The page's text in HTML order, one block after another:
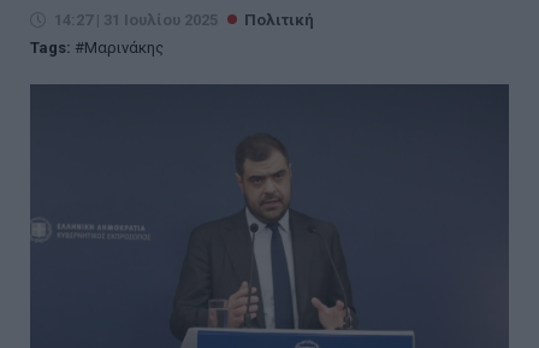
14:27 | 31 Ιουλίου 2025
Πολιτική
Tags:
Μαρινάκης